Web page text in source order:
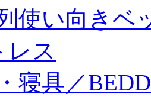
使い向きベ
レス
寝具／